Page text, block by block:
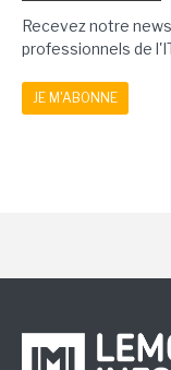
Recevez notre
professionnels de
JE M'ABONNE